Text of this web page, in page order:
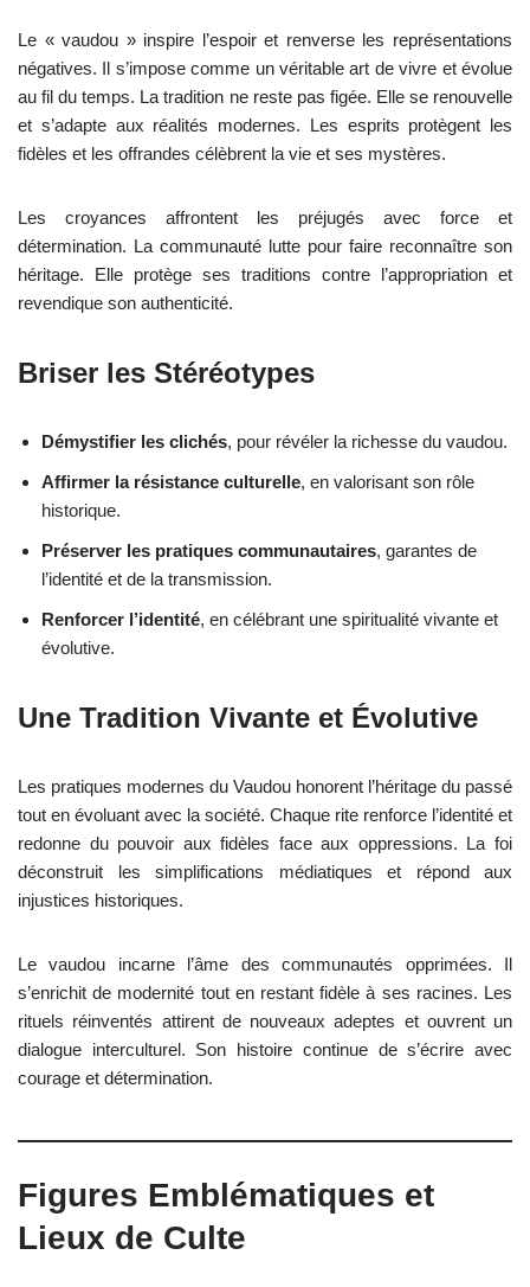
Le « vaudou » inspire l’espoir et renverse les représentations
négatives. Il s’impose comme un véritable art de vivre et évolue
au fil du temps. La tradition ne reste pas figée. Elle se renouvelle
et s’adapte aux réalités modernes. Les esprits protègent les
fidèles et les offrandes célèbrent la vie et ses mystères.
Les croyances affrontent les préjugés avec force et
détermination. La communauté lutte pour faire reconnaître son
héritage. Elle protège ses traditions contre l’appropriation et
revendique son authenticité.
Briser les Stéréotypes
Démystifier les clichés, pour révéler la richesse du vaudou.
Affirmer la résistance culturelle, en valorisant son rôle
historique.
Préserver les pratiques communautaires, garantes de
l’identité et de la transmission.
Renforcer l’identité, en célébrant une spiritualité vivante et
évolutive.
Une Tradition Vivante et Évolutive
Les pratiques modernes du Vaudou honorent l’héritage du passé
tout en évoluant avec la société. Chaque rite renforce l’identité et
redonne du pouvoir aux fidèles face aux oppressions. La foi
déconstruit les simplifications médiatiques et répond aux
injustices historiques.
Le vaudou incarne l’âme des communautés opprimées. Il
s’enrichit de modernité tout en restant fidèle à ses racines. Les
rituels réinventés attirent de nouveaux adeptes et ouvrent un
dialogue interculturel. Son histoire continue de s’écrire avec
courage et détermination.
Figures Emblématiques et
Lieux de Culte